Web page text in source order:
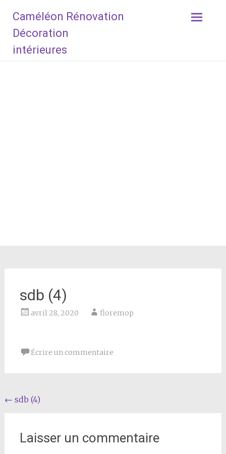
contenu
Caméléon Rénovation
Décoration
intérieures
sdb (4)
avril 28, 2020 floremop
Écrire un commentaire
Navigation
l'article
← sdb (4)
Laisser un commentaire